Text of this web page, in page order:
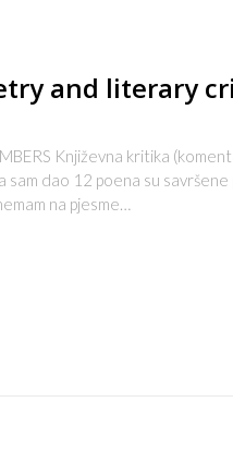
and literary
Književna kritika
dao 12 poena su savršene
na pjesme…